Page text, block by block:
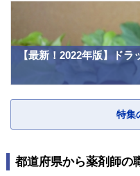
【最新！2022年版】ド
特集
都道府県から薬剤師の